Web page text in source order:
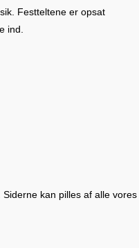
Festteltene er opsat
ind.
kan pilles af alle vores